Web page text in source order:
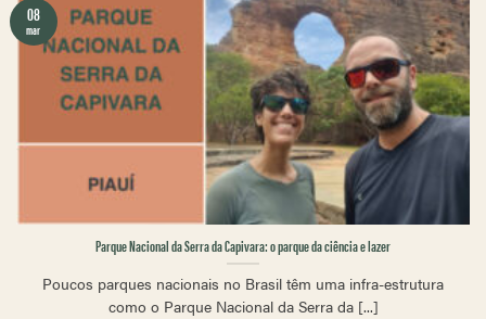
Parque Nacional da Serra da Capivara: o parque da ciência e lazer
Poucos parques nacionais no Brasil têm uma infra-estrutura
como o Parque Nacional da Serra da [...]
08
mar